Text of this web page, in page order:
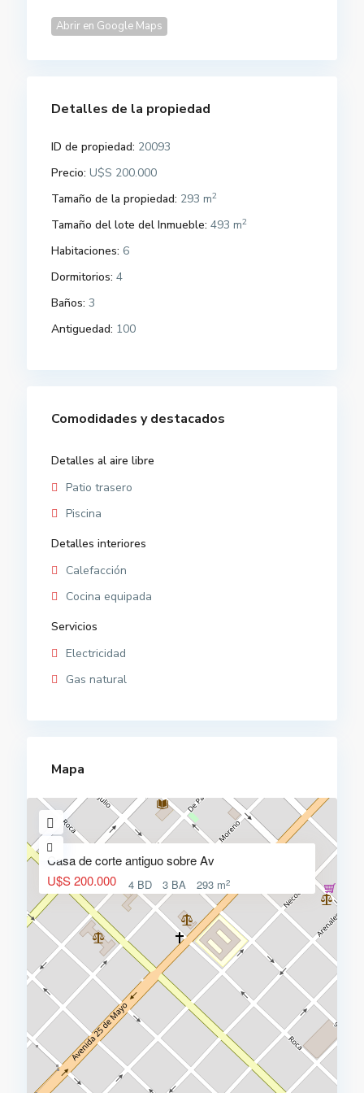
Abrir en Google Maps
Detalles de la propiedad
ID de propiedad: 20093
Precio: U$S 200.000
Tamaño de la propiedad: 293 m2
Tamaño del lote del Inmueble: 493 m2
Habitaciones: 6
Dormitorios: 4
Baños: 3
Antiguedad: 100
Comodidades y destacados
Detalles al aire libre
Patio trasero
Piscina
Detalles interiores
Calefacción
Cocina equipada
Servicios
Electricidad
Gas natural
Mapa
Casa de corte antiguo sobre Av
U$S 200.000
4 BD 3 BA 293 m2